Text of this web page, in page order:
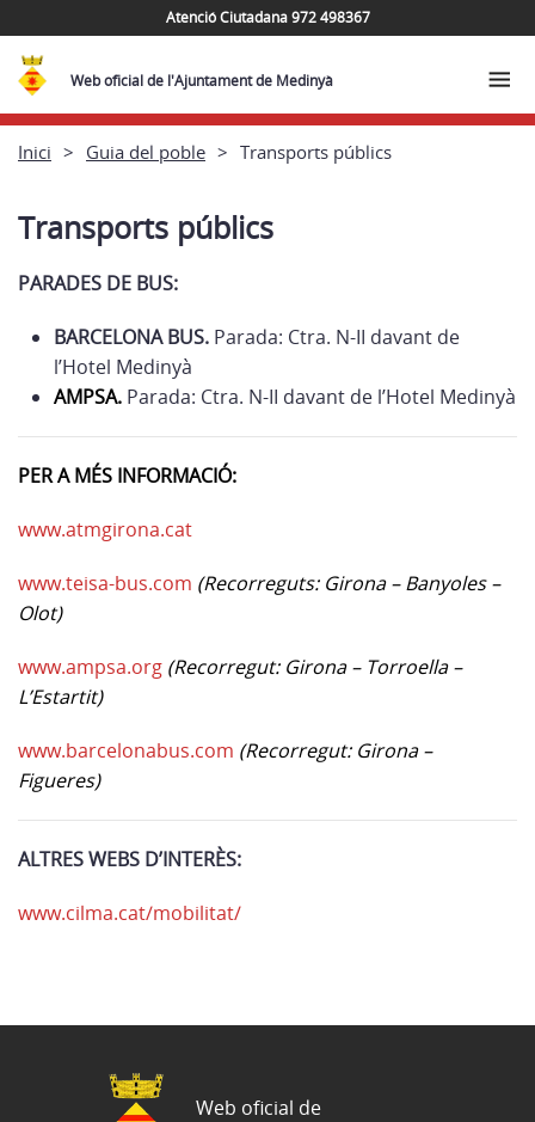
Atenció Ciutadana 972 498367
Web oficial de l'Ajuntament de Medinyà
Inici Guia del poble Transports públics
Transports públics
PARADES DE BUS:
BARCELONA BUS. Parada: Ctra. N-II davant de
l’Hotel Medinyà
AMPSA. Parada: Ctra. N-II davant de l’Hotel Medinyà
PER A MÉS INFORMACIÓ:
www.atmgirona.cat
www.teisa-bus.com (Recorreguts: Girona – Banyoles –
Olot)
www.ampsa.org (Recorregut: Girona – Torroella –
L’Estartit)
www.barcelonabus.com (Recorregut: Girona –
Figueres)
ALTRES WEBS D’INTERÈS:
www.cilma.cat/mobilitat/
Web oficial de